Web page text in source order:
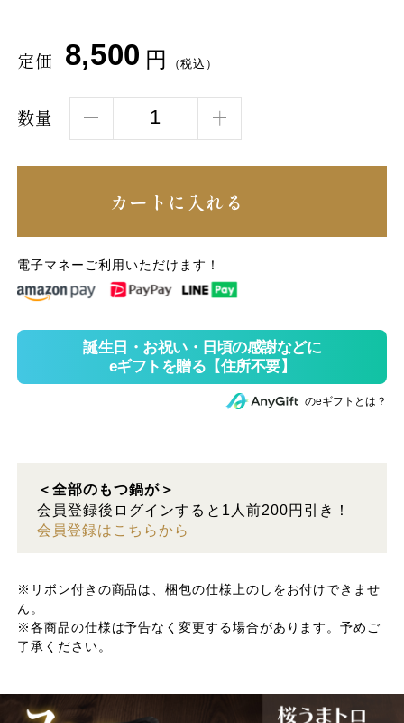
定価 8,500 円 （税込）
数量
カートに入れる
電子マネーご利用いただけます！
のeギフトとは？
＜全部のもつ鍋が＞
会員登録後ログインすると1人前200円引き！
会員登録はこちらから
※リボン付きの商品は、梱包の仕様上のしをお付けできませ
ん。
※各商品の仕様は予告なく変更する場合があります。予めご
了承ください。